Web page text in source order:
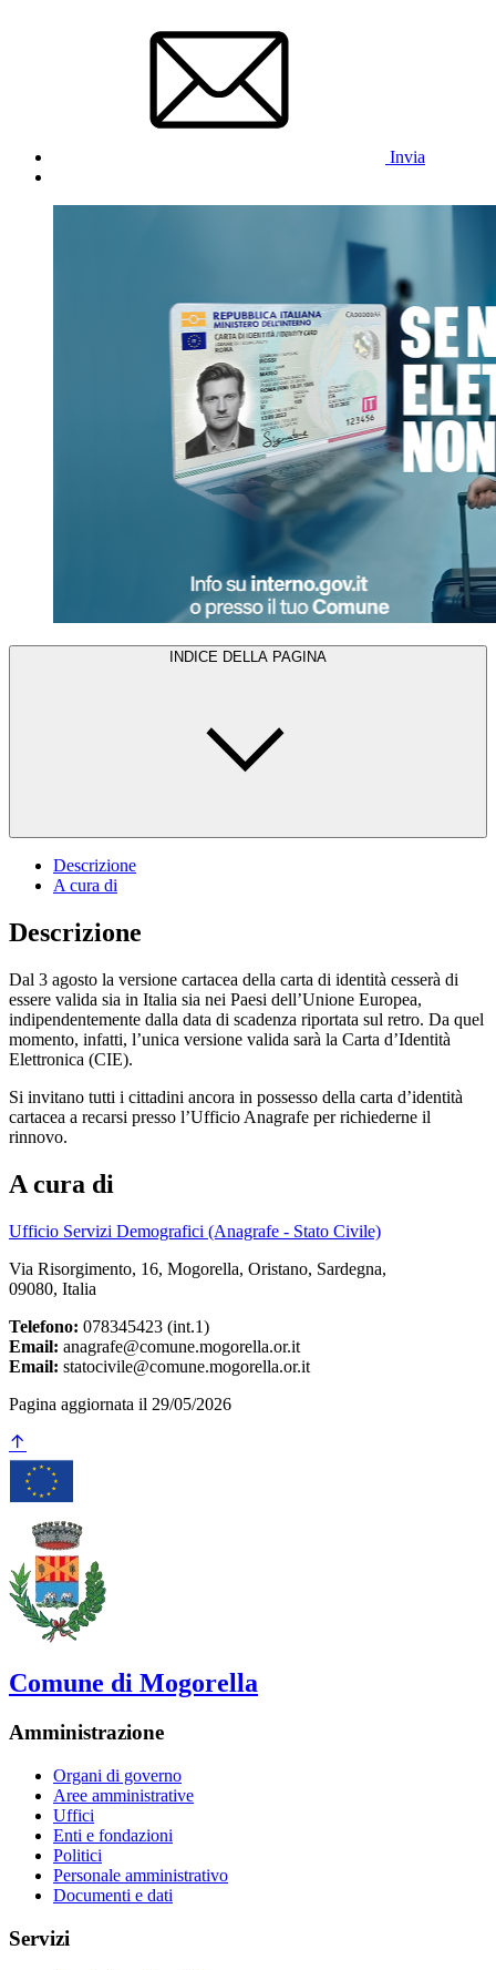
Invia
INDICE DELLA PAGINA
Descrizione
A cura di
Descrizione
Dal 3 agosto la versione cartacea della carta di identità cesserà di
essere valida sia in Italia sia nei Paesi dell’Unione Europea,
indipendentemente dalla data di scadenza riportata sul retro. Da quel
momento, infatti, l’unica versione valida sarà la Carta d’Identità
Elettronica (CIE).
Si invitano tutti i cittadini ancora in possesso della carta d’identità
cartacea a recarsi presso l’Ufficio Anagrafe per richiederne il
rinnovo.
A cura di
Ufficio Servizi Demografici (Anagrafe - Stato Civile)
Via Risorgimento, 16, Mogorella, Oristano, Sardegna,
09080, Italia
Telefono: 078345423 (int.1)
Email: anagrafe@comune.mogorella.or.it
Email: statocivile@comune.mogorella.or.it
Pagina aggiornata il 29/05/2026
Comune di Mogorella
Amministrazione
Organi di governo
Aree amministrative
Uffici
Enti e fondazioni
Politici
Personale amministrativo
Documenti e dati
Servizi